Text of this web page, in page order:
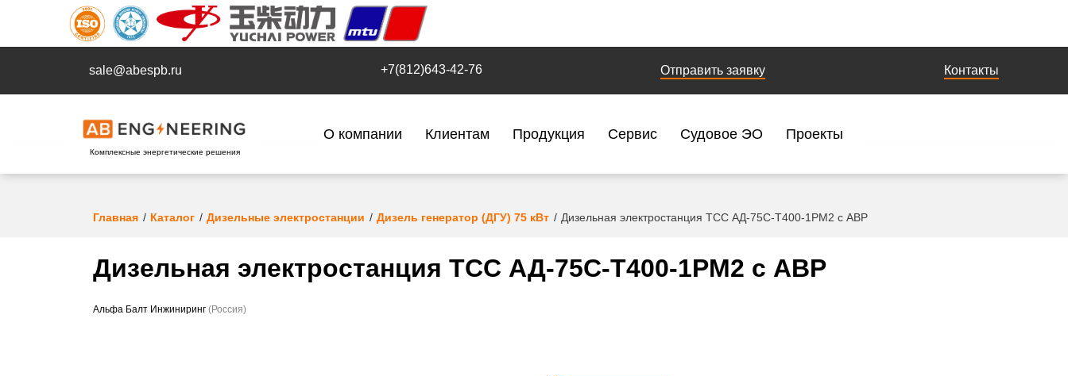
sale@abespb.ru +7(812)643-42-76 Отправить заявку Контакты
Комплексные энергетические решения
О компании Клиентам Продукция Сервис Судовое ЭО Проекты
Главная Каталог Дизельные электростанции Дизель генератор (ДГУ) 75 кВт Дизельная электростанция ТСС АД-75С-Т400-1РМ2 с АВР
Дизельная электростанция ТСС АД-75С-Т400-1РМ2 с АВР
Альфа Балт Инжиниринг (Россия)